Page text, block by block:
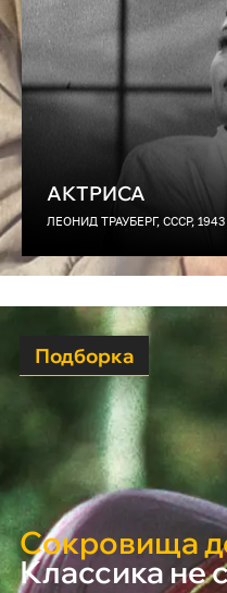
АКТРИСА
ЛЕОНИД ТРАУБЕРГ, СССР, 1943
Подборка
Сокровища
Классика не